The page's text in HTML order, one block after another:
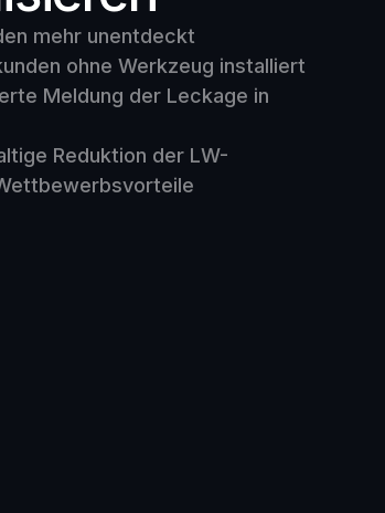
mehr unentdeckt
ohne Werkzeug installiert
Meldung der Leckage in
Reduktion der LW-